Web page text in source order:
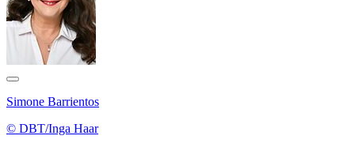
Simone Barrientos
© DBT/Inga Haar